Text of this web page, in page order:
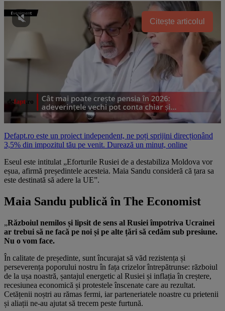
Citește articolul
Defapt.ro este un proiect independent, ne poți sprijini direcționând
3,5% din impozitul tău pe venit. Durează un minut, online
Eseul este intitulat „Eforturile Rusiei de a destabiliza Moldova vor
eșua, afirmă președintele acesteia. Maia Sandu consideră că țara sa
este destinată să adere la UE”.
Maia Sandu publică în The Economist
„Războiul nemilos și lipsit de sens al Rusiei împotriva Ucrainei
ar trebui să ne facă pe noi și pe alte țări să cedăm sub presiune.
Nu o vom face.
În calitate de președinte, sunt încurajat să văd rezistența și
perseverența poporului nostru în fața crizelor întrepătrunse: războiul
de la ușa noastră, șantajul energetic al Rusiei și inflația în creștere,
recesiunea economică și protestele înscenate care au rezultat.
Cetățenii noștri au rămas fermi, iar parteneriatele noastre cu prietenii
și aliații ne-au ajutat să trecem peste furtună.